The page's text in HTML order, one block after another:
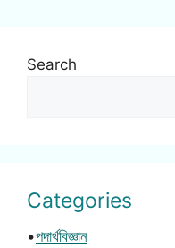
Search
Categories
•পদার্থবিজ্ঞান